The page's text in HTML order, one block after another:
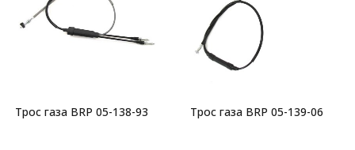
Трос газа BRP 05-138-93 Трос газа BRP 05-139-06